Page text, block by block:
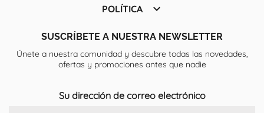
POLÍTICA 
SUSCRÍBETE A NUESTRA NEWSLETTER
Únete a nuestra comunidad y descubre todas las novedades,
ofertas y promociones antes que nadie
Su dirección de correo electrónico